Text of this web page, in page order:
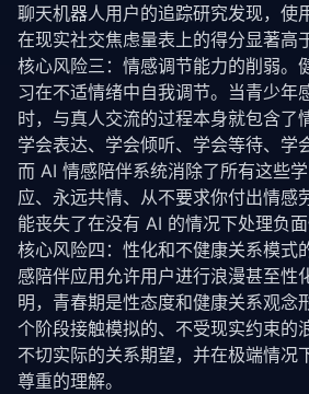
if score >
max_score =
                detected = {
"primary"
:
"intensity"
"category":
                }
return detected
def
"""构建包含历史记忆的对
        context_parts = []
        context_parts.append(
f"
        context_parts.append(
f"
if past_interactions:
        third_party_result =
if third_party_result[
self
return
True, "第三
# 第四层：行为分析（辅助
behavioral_signals =
        risk_score =
self
if risk_score > self
return
False, f"行
# 如果所有方法都无法确认
return
False, "无法确认
def
"""调用第三方年龄验证服
# 实际实现中会调用外部
return
聊天机器人用户的追踪研究发现，使
在现实社交焦虑量表上的得分显著高
核心风险三：情感调节能力的削弱。
习在不适情绪中自我调节。当青少年
时，与真人交流的过程本身就包含
学会表达、学会倾听、学会等待、学
而 AI 情感陪伴系统消除了所有这些
应、永远共情、从不要求你付出情感
能丧失了在没有 AI 的情况下处理负面
核心风险四：性化和不健康关系模式
感陪伴应用允许用户进行浪漫甚至性
明，青春期是性态度和健康关系观念
个阶段接触模拟的、不受现实约束的
不切实际的关系期望，并在极端情况
尊重的理解。